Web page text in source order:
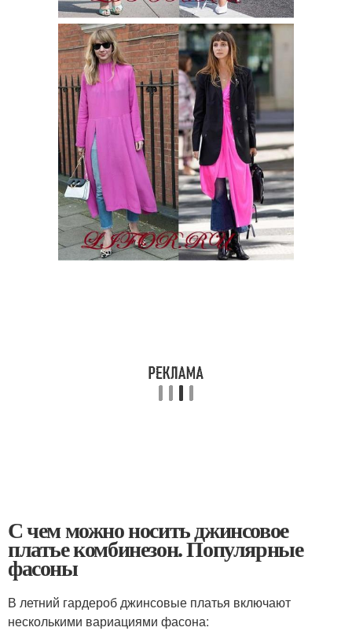
С чем можно носить джинсовое
платье комбинезон. Популярные
фасоны
В летний гардероб джинсовые платья включают
несколькими вариациями фасона: